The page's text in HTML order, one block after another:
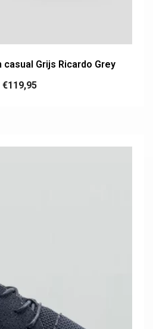
casual Grijs Ricardo Grey
€119,95